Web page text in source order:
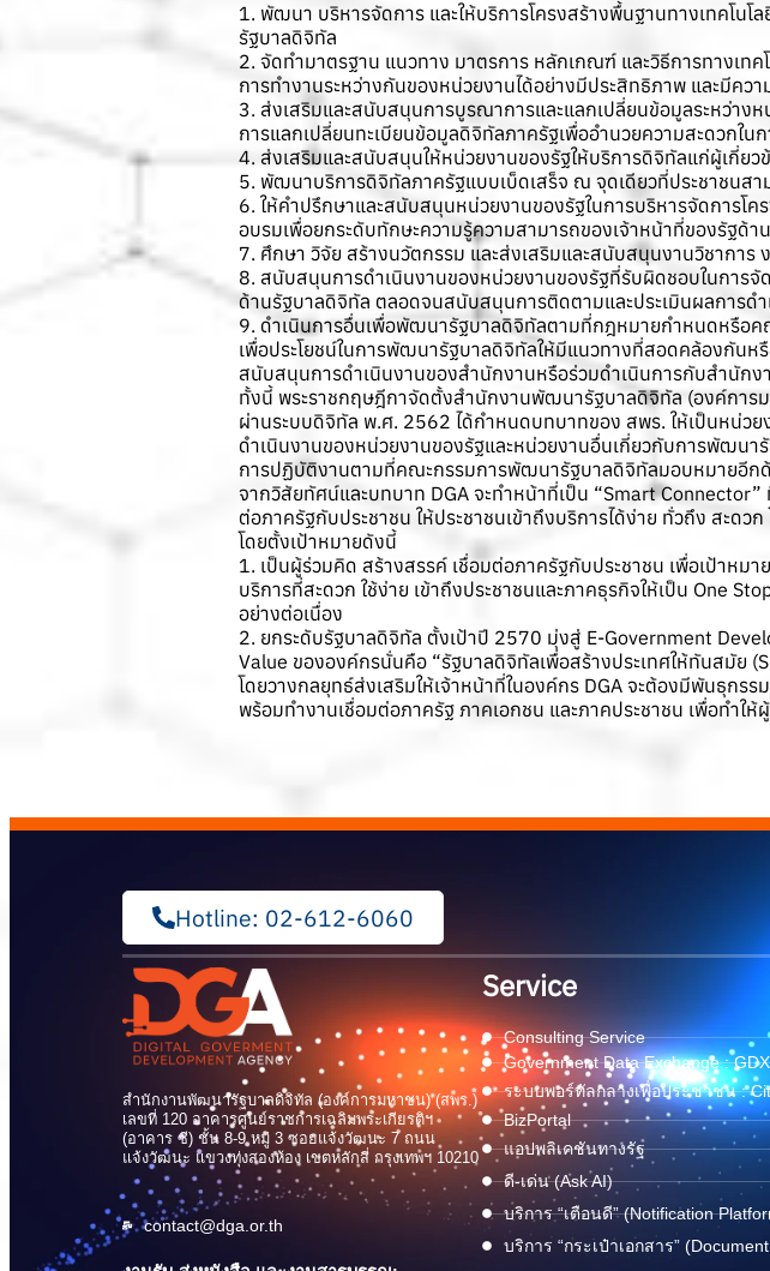
1. พัฒนา บริหารจัดการ และให้บริการโครงสร้างพื้นฐานทางเทคโน
รัฐบาลดิจิทัล
2. จัดทํามาตรฐาน แนวทาง มาตรการ หลักเกณฑ์ และวิธีการทางเทค
การทํางานระหว่างกันของหน่วยงานได้อย่างมีประสิทธิภาพ และมีคว
3. ส่งเสริมและสนับสนุนการบูรณาการและแลกเปลี่ยนข้อมูลระหว่าง
การแลกเปลี่ยนทะเบียนข้อมูลดิจิทัลภาครัฐเพื่ออํานวยความสะดวกใน
4. ส่งเสริมและสนับสนุนให้หน่วยงานของรัฐให้บริการดิจิทัลแก่ผู้เกี่ยว
5. พัฒนาบริการดิจิทัลภาครัฐแบบเบ็ดเสร็จ ณ จุดเดียวที่ประชาชนสา
6. ให้คําปรึกษาและสนับสนุนหน่วยงานของรัฐในการบริหารจัดการโ
อบรมเพื่อยกระดับทักษะความรู้ความสามารถของเจ้าหน้าที่ของรัฐด้า
7. ศึกษา วิจัย สร้างนวัตกรรม และส่งเสริมและสนับสนุนงานวิชากา
8. สนับสนุนการดําเนินงานของหน่วยงานของรัฐที่รับผิดชอบในการ
ด้านรัฐบาลดิจิทัล ตลอดจนสนับสนุนการติดตามและประเมินผลการดํ
9. ดําเนินการอื่นเพื่อพัฒนารัฐบาลดิจิทัลตามที่กฎหมายกําหนดหรือ
เพื่อประโยชน์ในการพัฒนารัฐบาลดิจิทัลให้มีแนวทางที่สอดคล้องกัน
สนับสนุนการดําเนินงานของสํานักงานหรือร่วมดําเนินการกับสํานักง
ทั้งนี้ พระราชกฤษฎีกาจัดตั้งสำนักงานพัฒนารัฐบาลดิจิทัล (องค์การ
ผ่านระบบดิจิทัล พ.ศ. 2562 ได้กำหนดบทบาทของ สพร. ให้เป็นหน่ว
ดำเนินงานของหน่วยงานของรัฐและหน่วยงานอื่นเกี่ยวกับการพัฒน
การปฏิบัติงานตามที่คณะกรรมการพัฒนารัฐบาลดิจิทัลมอบหมายอีก
จากวิสัยทัศน์และบทบาท DGA จะทำหน้าที่เป็น “Smart
ต่อภาครัฐกับประชาชน ให้ประชาชนเข้าถึงบริการได้ง่าย ทั่วถึง สะดว
โดยตั้งเป้าหมายดังนี้
1. เป็นผู้ร่วมคิด สร้างสรรค์ เชื่อมต่อภาครัฐกับประชาชน เพื่อเป้าหม
บริการที่สะดวก ใช้ง่าย เข้าถึงประชาชนและภาคธุรกิจให้เป็น One
อย่างต่อเนื่อง
2. ยกระดับรัฐบาลดิจิทัล ตั้งเป้าปี 2570 มุ่งสู่ E-Government
Value ขององค์กรนั่นคือ “รัฐบาลดิจิทัลเพื่อสร้างประเทศให้ทันสมัย
โดยวางกลยุทธ์ส่งเสริมให้เจ้าหน้าที่ในองค์กร DGA จะต้องมีพันธุกร
พร้อมทำงานเชื่อมต่อภาครัฐ ภาคเอกชน และภาคประชาชน เพื่อทำใ
Hotline: 02-612-6060
สำนักงานพัฒนารัฐบาลดิจิทัล (องค์การมหาชน) (สพร.)
เลขที่ 120 อาคารศูนย์ราชการเฉลิมพระเกียรติฯ
(อาคาร ซี) ชั้น 8-9 หมู่ 3 ซอยแจ้งวัฒนะ 7 ถนน
แจ้งวัฒนะ แขวงทุ่งสองห้อง เขตหลักสี่ กรุงเทพฯ 10210
contact@dga.or.th
Service
Consulting Service
Government Data Exchange : GDX
ระบบพอร์ทัลกลางเพื่อประชาชน :
BizPortal
แอปพลิเคชันทางรัฐ
ดี-เด่น (Ask AI)
บริการ “เตือนดี” (Notification
บริการ “กระเป๋าเอกสาร”